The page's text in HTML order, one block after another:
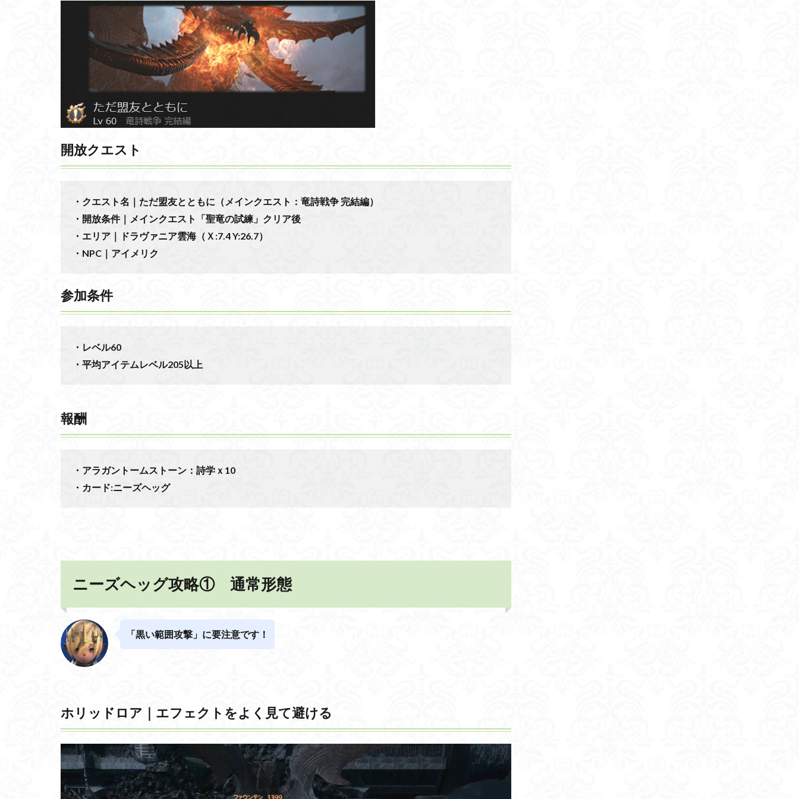
開放クエスト
・クエスト名｜ただ盟友とともに（メインクエスト：竜詩戦争 完結編）
・開放条件｜メインクエスト「聖竜の試練」クリア後
・エリア｜ドラヴァニア雲海（Ｘ:7.4 Y:26.7）
・NPC｜アイメリク
参加条件
・レベル60
・平均アイテムレベル205以上
報酬
・アラガントームストーン：詩学ｘ10
・カード:ニーズヘッグ
ニーズヘッグ攻略① 通常形態
「黒い範囲攻撃」に要注意です！
ホリッドロア｜エフェクトをよく見て避ける